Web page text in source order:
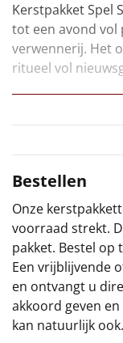
Overige
Ideeën
Personeel
Doe het zelf
Particulier
Cadeaubon
Kerstpakket Spel
tot een avond vol
verwennerij. Het
ritueel vol
Bestellen
Onze
voorraad strekt.
pakket. Bestel
Een vrijblijvende
en ontvangt u
akkoord geven
kan natuurlijk ook.